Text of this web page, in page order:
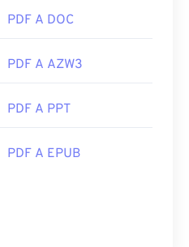
PDF A DOC
PDF A AZW3
PDF A PPT
PDF A EPUB